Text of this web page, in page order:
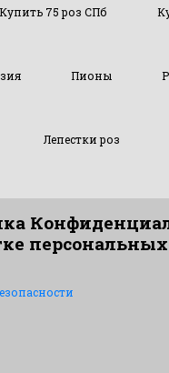
Купить 75 роз СПб
Пионы
Лепестки роз